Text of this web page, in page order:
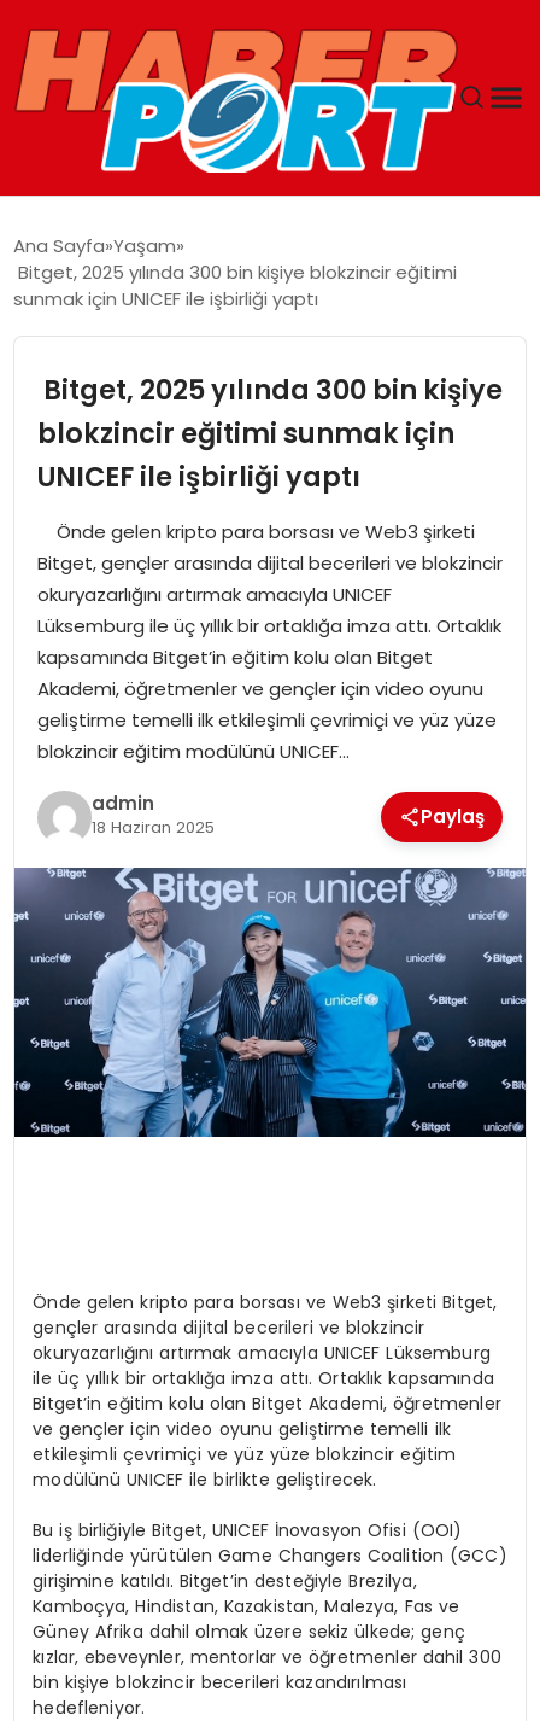
GUNCEL
SAĞLIK
SPOR
MAGAZIN
SPOR
EĞITIM
OTOMOBIL
TEKNOLOJI
Ana Sayfa Yaşam
Bitget, 2025 yılında 300 bin kişiye blokzincir eğitimi
sunmak için UNICEF ile işbirliği yaptı
Bitget, 2025 yılında 300 bin kişiye
blokzincir eğitimi sunmak için
UNICEF ile işbirliği yaptı
Önde gelen kripto para borsası ve Web3 şirketi
Bitget, gençler arasında dijital becerileri ve blokzincir
okuryazarlığını artırmak amacıyla UNICEF
Lüksemburg ile üç yıllık bir ortaklığa imza attı. Ortaklık
kapsamında Bitget’in eğitim kolu olan Bitget
Akademi, öğretmenler ve gençler için video oyunu
geliştirme temelli ilk etkileşimli çevrimiçi ve yüz yüze
blokzincir eğitim modülünü UNICEF…
admin
18 Haziran 2025 Paylaş
Önde gelen kripto para borsası ve Web3 şirketi Bitget,
gençler arasında dijital becerileri ve blokzincir
okuryazarlığını artırmak amacıyla UNICEF Lüksemburg
ile üç yıllık bir ortaklığa imza attı. Ortaklık kapsamında
Bitget’in eğitim kolu olan Bitget Akademi, öğretmenler
ve gençler için video oyunu geliştirme temelli ilk
etkileşimli çevrimiçi ve yüz yüze blokzincir eğitim
modülünü UNICEF ile birlikte geliştirecek.
Bu iş birliğiyle Bitget, UNICEF İnovasyon Ofisi (OOI)
liderliğinde yürütülen Game Changers Coalition (GCC)
girişimine katıldı. Bitget’in desteğiyle Brezilya,
Kamboçya, Hindistan, Kazakistan, Malezya, Fas ve
Güney Afrika dahil olmak üzere sekiz ülkede; genç
kızlar, ebeveynler, mentorlar ve öğretmenler dahil 300
bin kişiye blokzincir becerileri kazandırılması
hedefleniyor.